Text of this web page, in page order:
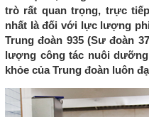
trò rất quan trọng, trực
nhất là đối với lực lượng
Trung đoàn 935 (Sư đoàn
lượng công tác nuôi
khỏe của Trung đoàn luôn